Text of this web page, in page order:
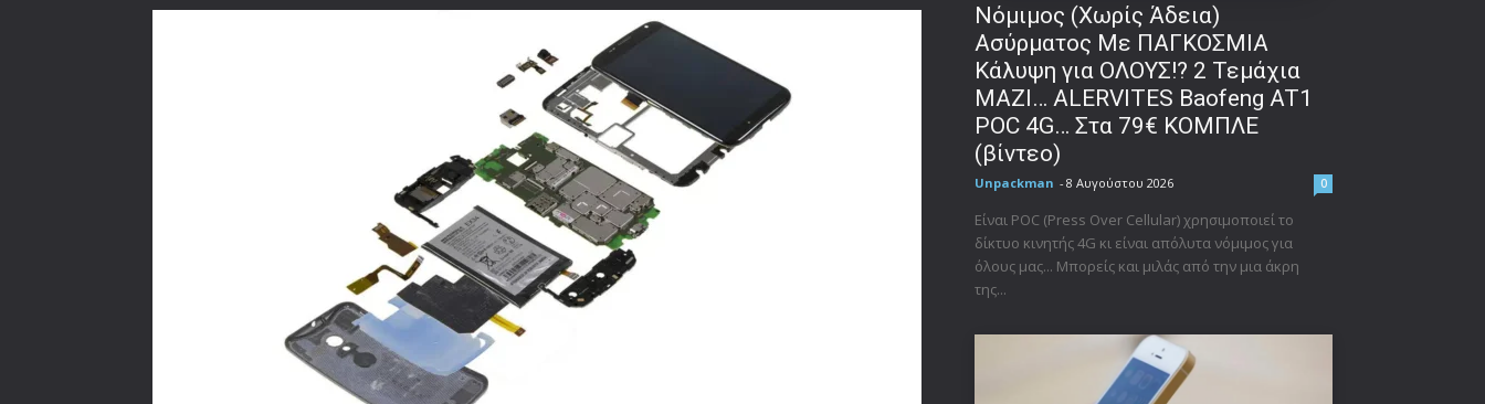
Νόμιμος (Χωρίς Άδεια)
Ασύρματος Με ΠΑΓΚΟΣΜΙΑ
Κάλυψη για ΟΛΟΥΣ!? 2 Τεμάχια
ΜΑΖΙ… ALERVITES Baofeng AT1
POC 4G… Στα 79€ ΚΟΜΠΛΕ
(βίντεο)
Unpackman - 8 Αυγούστου 2026 0
Είναι POC (Press Over Cellular) χρησιμοποιεί το
δίκτυο κινητής 4G κι είναι απόλυτα νόμιμος για
όλους μας... Μπορείς και μιλάς από την μια άκρη
της...